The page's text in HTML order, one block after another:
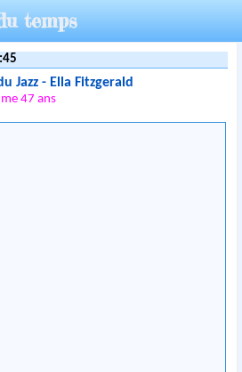
temps
Jazz - Ella Fitzgerald
47 ans